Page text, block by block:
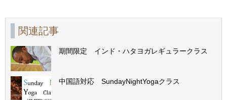
関連記事
期間限定 インド・ハタヨガレギュラークラス
中国語対応 SundayNightYogaクラス